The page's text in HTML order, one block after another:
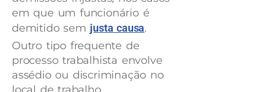
em que um funcionário é
demitido sem justa causa.
Outro tipo frequente de
processo trabalhista envolve
assédio ou discriminação no